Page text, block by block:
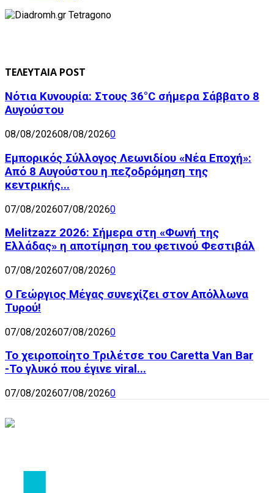
ΤΕΛΕΥΤΑΙΑ POST
Νότια Κυνουρία: Στους 36°C σήμερα Σάββατο 8
Αυγούστου
08/08/202608/08/20260
Εμπορικός Σύλλογος Λεωνιδίου «Νέα Εποχή»:
Από 8 Αυγούστου η πεζοδρόμηση της
κεντρικής...
07/08/202607/08/20260
Melitzazz 2026: Σήμερα στη «Φωνή της
Ελλάδας» η αποτίμηση του φετινού Φεστιβάλ
07/08/202607/08/20260
Ο Γεώργιος Μέγας συνεχίζει στον Απόλλωνα
Τυρού!
07/08/202607/08/20260
Το χειροποίητο Τριλέτσε του Caretta Van Bar
-Το γλυκό που έγινε viral...
07/08/202607/08/20260